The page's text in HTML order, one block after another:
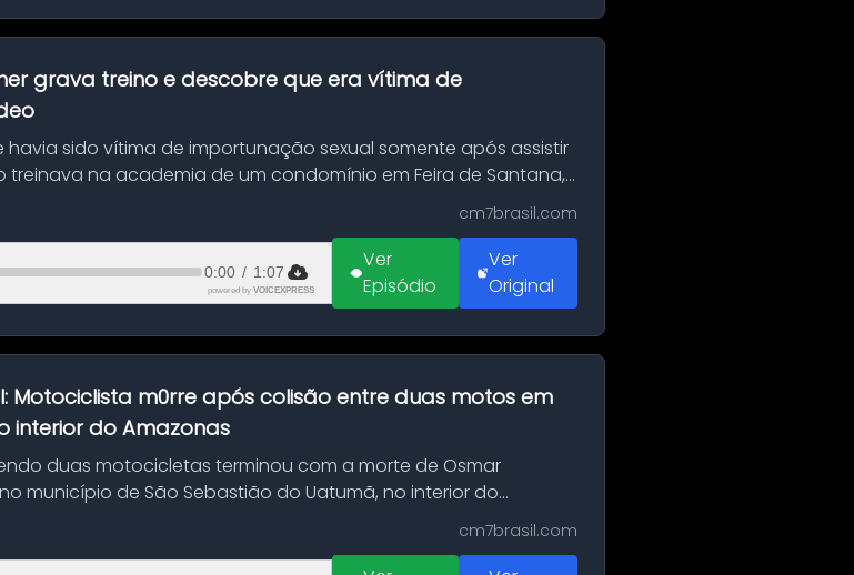
grava treino e descobre que era vítima de
havia sido vítima de importunação sexual somente após assistir
na academia de um condomínio em Feira de Santana,
cm7brasil.com
0:00 / 1:07
powered by VOICEXPRESS
Ver
Episódio
Ver
Original
Motociclista m0rre após colisão entre duas motos em
interior do Amazonas
duas motocicletas terminou com a morte de Osmar
município de São Sebastião do Uatumã, no interior do
cm7brasil.com